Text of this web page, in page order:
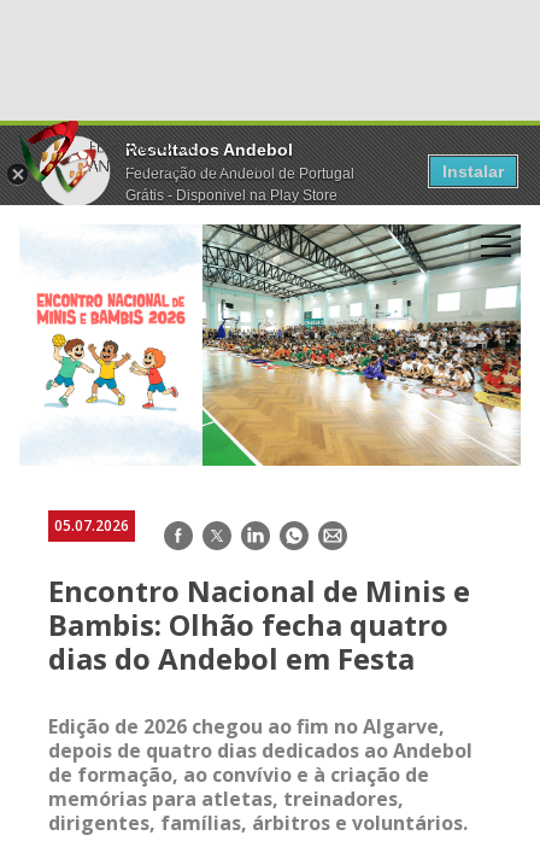
Resultados Andebol
Federação de Andebol de Portugal
Grátis - Disponivel na Play Store
Instalar
05.07.2026 Facebook
TwitterLinkedInWhatsApp
E-
Encontro Nacional de Minis e
Bambis: Olhão fecha quatro
dias do Andebol em Festa
Edição de 2026 chegou ao fim no Algarve,
depois de quatro dias dedicados ao Andebol
de formação, ao convívio e à criação de
memórias para atletas, treinadores,
dirigentes, famílias, árbitros e voluntários.